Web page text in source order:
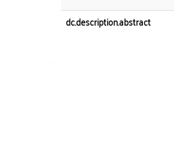
dc.description.abstract